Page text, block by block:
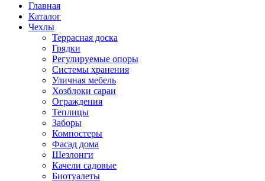
Главная
Каталог
Чехлы
Террасная доска
Грядки
Регулируемые опоры
Системы хранения
Уличная мебель
Хозблоки сараи
Ограждения
Теплицы
Заборы
Компостеры
Фасад дома
Шезлонги
Качели садовые
Биотуалеты